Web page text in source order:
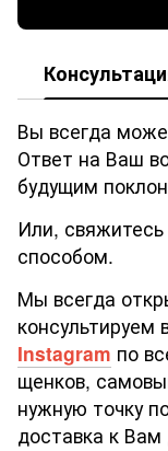
Вы всегда
Ответ на Ваш
будущим
Или,
способом.
Мы всегда
консультируем
Instagram по
щенков,
нужную точку
доставка к